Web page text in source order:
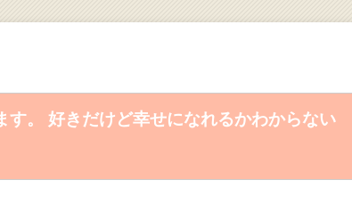
。 好きだけど幸せになれるかわからない